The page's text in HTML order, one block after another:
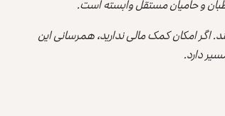
و حامیان مستقل وابسته است.
اگر امکان کمک مالی ندارید، همرسانی این
دارد.